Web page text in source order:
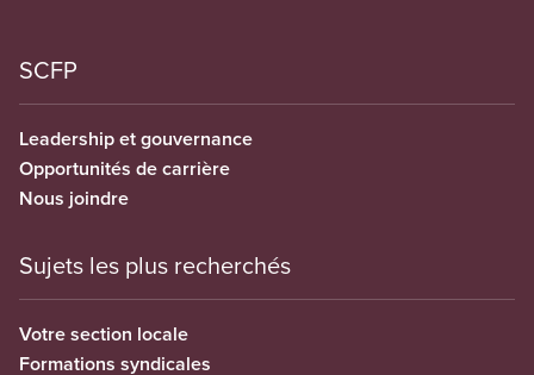
SCFP
Leadership et gouvernance
Opportunités de carrière
Nous joindre
Sujets les plus recherchés
Votre section locale
Formations syndicales